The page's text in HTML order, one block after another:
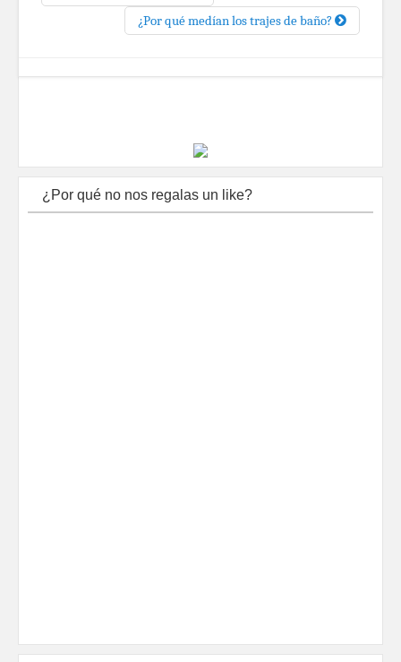
¿Por qué medían los trajes de baño?
¿Por qué no nos regalas un like?